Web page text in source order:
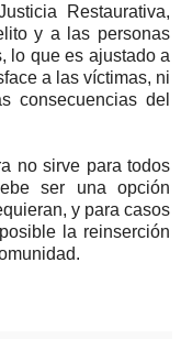
Restaurativa,
y a las personas
lo que es ajustado a
a las víctimas, ni
consecuencias del
no sirve para todos
ser una opción
y para casos
la reinserción